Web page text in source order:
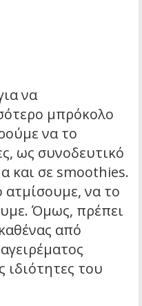
να
μπρόκολο
να το
ως συνοδευτικό
και σε smoothies.
να το
Όμως, πρέπει
από
ιδιότητες του